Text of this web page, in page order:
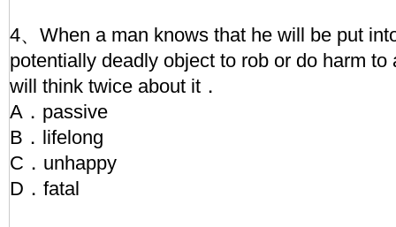
4、When a man knows that he will be put
potentially deadly object to rob or do harm to
will think twice about it．
A．passive
B．lifelong
C．unhappy
D．fatal